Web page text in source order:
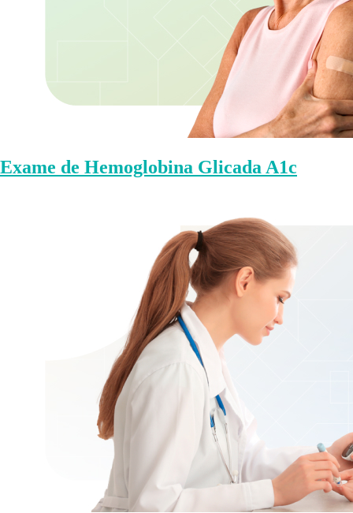
Exame de Hemoglobina Glicada A1c